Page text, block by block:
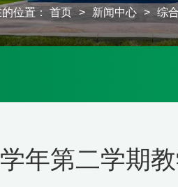
位置： 首页 > 新闻中心 > 综
年第二学期